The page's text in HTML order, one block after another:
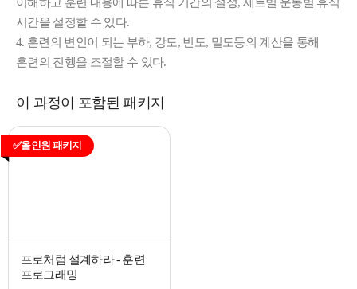
시간을 설정할 수 있다.
4. 훈련의 변인이 되는 부하, 강도, 빈도, 밀도등의 계산을 통해
훈련의 진행을 조절할 수 있다.
이 과정이 포함된 패키지
✅올인원 패키지
프로처럼 설계하라 - 훈련
프로그래밍